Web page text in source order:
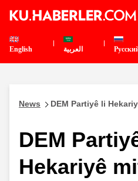
English العربية
News DEM Partiyê li
DEM
Hekariyê